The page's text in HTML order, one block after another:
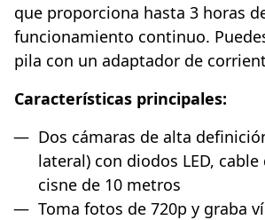
que proporciona hasta 3 horas
funcionamiento continuo.
pila con un adaptador de
Características principales:
Dos cámaras de alta
lateral) con diodos LED,
cisne de 10 metros
Toma fotos de 720p y graba